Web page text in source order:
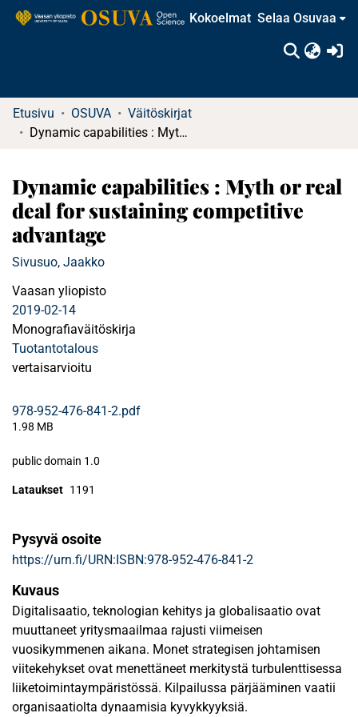
Kokoelmat Selaa Osuvaa
Etusivu OSUVA
Väitöskirjat
Dynamic capabilities : Myth or real deal for sustaining competitive advantage
Dynamic capabilities : Myth or real
deal for sustaining competitive
advantage
Sivusuo, Jaakko
Vaasan yliopisto
2019-02-14
Monografiaväitöskirja
Tuotantotalous
vertaisarvioitu
978-952-476-841-2.pdf
1.98 MB
public domain 1.0
Lataukset 1191
Pysyvä osoite
https://urn.fi/URN:ISBN:978-952-476-841-2
Kuvaus
Digitalisaatio, teknologian kehitys ja globalisaatio ovat
muuttaneet yritysmaailmaa rajusti viimeisen
vuosikymmenen aikana. Monet strategisen johtamisen
viitekehykset ovat menettäneet merkitystä turbulenttisessa
liiketoimintaympäristössä. Kilpailussa pärjääminen vaatii
organisaatiolta dynaamisia kyvykkyyksiä.